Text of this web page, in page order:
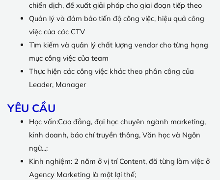
chiến dịch, đề xuất giải pháp cho giai đoạn tiếp theo
Quản lý và đảm bảo tiến độ công việc, hiệu quả công
việc của các CTV
Tìm kiếm và quản lý chất lượng vendor cho từng hạng
mục công việc của team
Thực hiện các công việc khác theo phân công của
Leader, Manager
YÊU CẦU
Học vấn:Cao đẳng, đại học chuyên ngành marketing,
kinh doanh, báo chí truyền thông, Văn học và Ngôn
ngữ...;
Kinh nghiệm: 2 năm ở vị trí Content, đã từng làm việc ở
Agency Marketing là một lợi thế;